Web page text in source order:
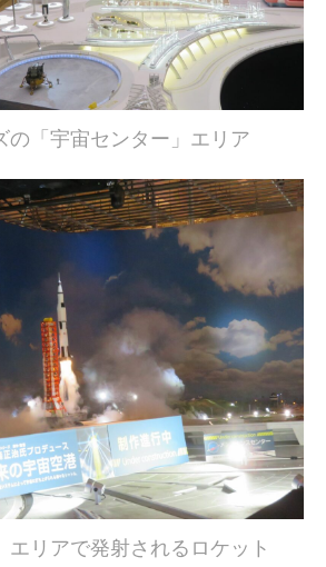
の「宇宙センター」エリア
エリアで発射されるロケット